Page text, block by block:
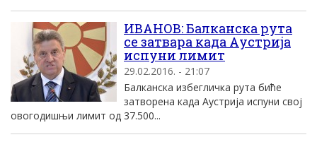
ИВАНОВ: Балканска рута
се затвара када Aустриjа
испуни лимит
29.02.2016. - 21:07
Балканска избегличка рута биће
затворена када Aустриjа испуни своj
овогодишњи лимит од 37.500...